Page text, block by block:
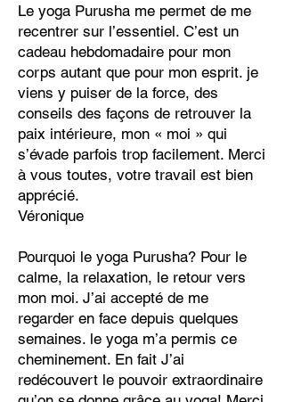
Le yoga Purusha me permet de me
recentrer sur l’essentiel. C’est un
cadeau hebdomadaire pour mon
corps autant que pour mon esprit. je
viens y puiser de la force, des
conseils des façons de retrouver la
paix intérieure, mon « moi » qui
s’évade parfois trop facilement. Merci
à vous toutes, votre travail est bien
apprécié.
Véronique
Pourquoi le yoga Purusha? Pour le
calme, la relaxation, le retour vers
mon moi. J’ai accepté de me
regarder en face depuis quelques
semaines. le yoga m’a permis ce
cheminement. En fait J’ai
redécouvert le pouvoir extraordinaire